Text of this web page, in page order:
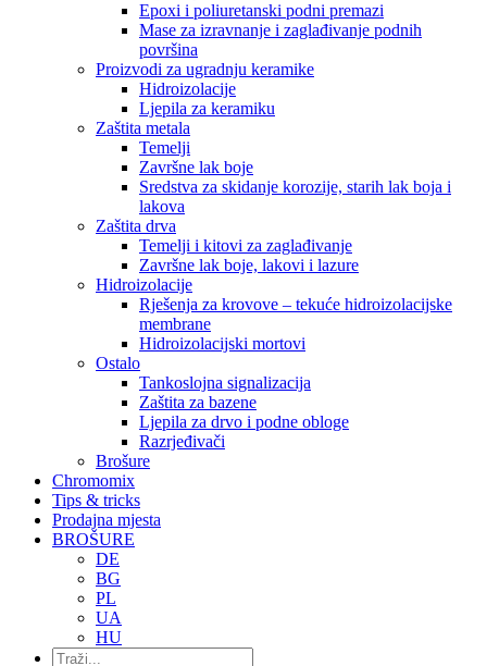
Epoxi i poliuretanski podni premazi
Mase za izravnanje i zaglađivanje podnih
površina
Proizvodi za ugradnju keramike
Hidroizolacije
Ljepila za keramiku
Zaštita metala
Temelji
Završne lak boje
Sredstva za skidanje korozije, starih lak boja i
lakova
Zaštita drva
Temelji i kitovi za zaglađivanje
Završne lak boje, lakovi i lazure
Hidroizolacije
Rješenja za krovove – tekuće hidroizolacijske
membrane
Hidroizolacijski mortovi
Ostalo
Tankoslojna signalizacija
Zaštita za bazene
Ljepila za drvo i podne obloge
Razrjeđivači
Brošure
Chromomix
Tips & tricks
Prodajna mjesta
BROŠURE
DE
BG
PL
UA
HU
Traži...